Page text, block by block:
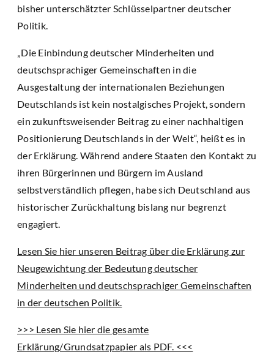
bisher unterschätzter Schlüsselpartner deutscher
Politik.
„Die Einbindung deutscher Minderheiten und
deutschsprachiger Gemeinschaften in die
Ausgestaltung der internationalen Beziehungen
Deutschlands ist kein nostalgisches Projekt, sondern
ein zukunftsweisender Beitrag zu einer nachhaltigen
Positionierung Deutschlands in der Welt“, heißt es in
der Erklärung. Während andere Staaten den Kontakt zu
ihren Bürgerinnen und Bürgern im Ausland
selbstverständlich pflegen, habe sich Deutschland aus
historischer Zurückhaltung bislang nur begrenzt
engagiert.
Lesen Sie hier unseren Beitrag über die Erklärung zur
Neugewichtung der Bedeutung deutscher
Minderheiten und deutschsprachiger Gemeinschaften
in der deutschen Politik.
>>> Lesen Sie hier die gesamte
Erklärung/Grundsatzpapier als PDF. <<<